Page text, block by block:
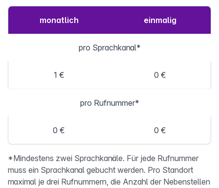
*Mindestens zwei Sprachkanäle. Für jede Rufnummer
muss ein Sprachkanal gebucht werden. Pro Standort
maximal je drei Rufnummern, die Anzahl der Nebenstellen
monatlich einmalig
pro Sprachkanal*
1 € 0 €
pro Rufnummer*
0 € 0 €